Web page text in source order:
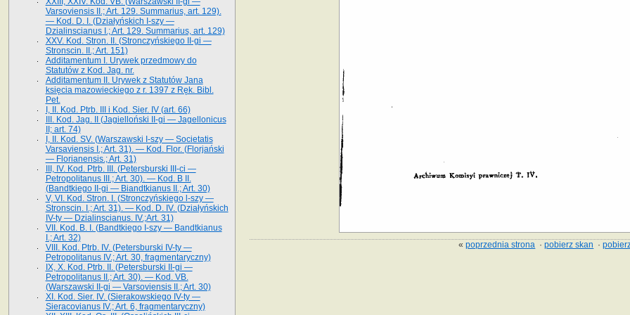
«poprzednia strona ·pobierz skan ·
Varsoviensis II.; Art. 129. Summarius, art. 129).
— Kod. D. I. (Działyńskich I-szy —
Dzialinscianus I.; Art. 129. Summarius, art. 129)
XXV. Kod. Stron. II. (Stronczyńskiego II-gi —
Stronscin. II.; Art. 151)
Additamentum I. Urywek przedmowy do
Statutów z Kod. Jag. nr.
Additamentum II. Urywek z Statutów Jana
księcia mazowieckiego z r. 1397 z Ręk. Bibl.
Pet.
I, II. Kod. Ptrb. III i Kod. Sier. IV (art. 66)
III. Kod. Jag. II (Jagielloński II-gi — Jagellonicus
II; art. 74)
I, II. Kod. SV. (Warszawski I-szy — Societatis
Varsaviensis I.; Art. 31). — Kod. Flor. (Florjański
— Florianensis.; Art. 31)
III, IV. Kod. Ptrb. III. (Petersburski III-ci —
Petropolitanus III.; Art. 30). — Kod. B II.
(Bandtkiego II-gi — Biandtkianus II.; Art. 30)
V, VI. Kod. Stron. I. (Stronczyńskiego l-szy —
Stronscin. I.; Art. 31). — Kod. D. IV. (Działyńskich
IV-ty — Dzialinscianus. IV.;Art. 31)
VII. Kod. B. I. (Bandtkiego I-szy — Bandtkianus
I.; Art. 32)
VIII. Kod. Ptrb. IV. (Petersburski IV-ty —
Petropolitanus IV.; Art. 30, fragmentaryczny)
IX, X. Kod. Ptrb. II. (Petersburski II-gi —
Petropolitanus II.; Art. 30). — Kod. VB.
(Warszawski II-gi — Varsoviensis II.; Art. 30)
XI. Kod. Sier. IV. (Sierakowskiego IV-ty —
Sieracovianus IV.; Art. 6, fragmentaryczny)